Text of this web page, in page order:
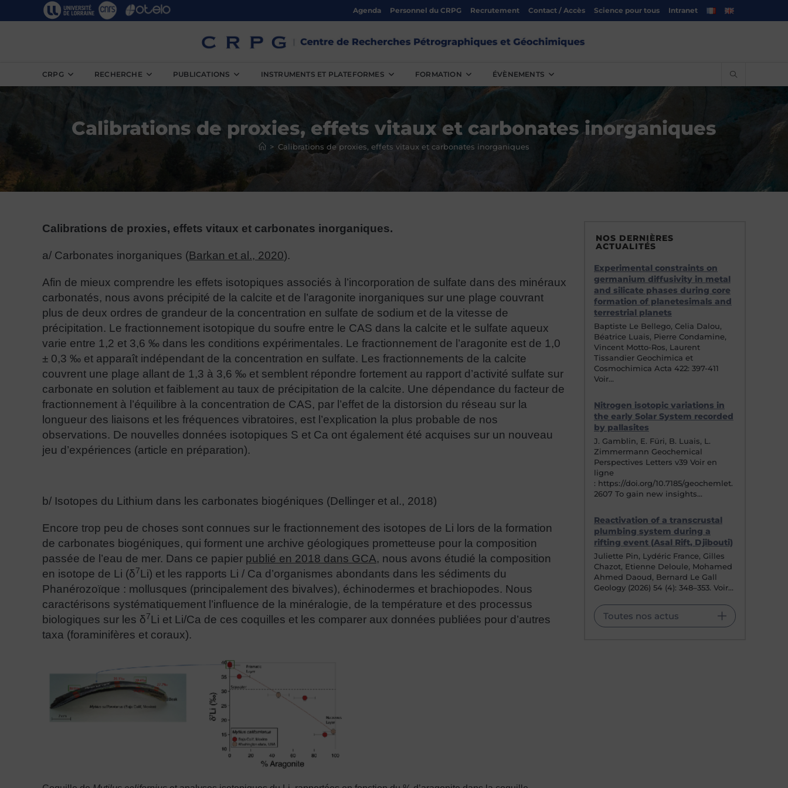
Agenda Personnel du CRPG Recrutement Contact / Accès Science pour tous Intranet
CRPG RECHERCHE PUBLICATIONS INSTRUMENTS ET PLATEFORMES FORMATION ÉVÈNEMENTS
Calibrations de proxies, effets vitaux et carbonates inorganiques
> Calibrations de proxies, effets vitaux et carbonates inorganiques
Calibrations de proxies, effets vitaux et carbonates inorganiques.
a/ Carbonates inorganiques (Barkan et al., 2020).
Afin de mieux comprendre les effets isotopiques associés à l’incorporation de sulfate dans des minéraux
carbonatés, nous avons précipité de la calcite et de l’aragonite inorganiques sur une plage couvrant
plus de deux ordres de grandeur de la concentration en sulfate de sodium et de la vitesse de
précipitation. Le fractionnement isotopique du soufre entre le CAS dans la calcite et le sulfate aqueux
varie entre 1,2 et 3,6 ‰ dans les conditions expérimentales. Le fractionnement de l’aragonite est de 1,0
± 0,3 ‰ et apparaît indépendant de la concentration en sulfate. Les fractionnements de la calcite
couvrent une plage allant de 1,3 à 3,6 ‰ et semblent répondre fortement au rapport d’activité sulfate sur
carbonate en solution et faiblement au taux de précipitation de la calcite. Une dépendance du facteur de
fractionnement à l’équilibre à la concentration de CAS, par l’effet de la distorsion du réseau sur la
longueur des liaisons et les fréquences vibratoires, est l’explication la plus probable de nos
observations. De nouvelles données isotopiques S et Ca ont également été acquises sur un nouveau
jeu d’expériences (article en préparation).
b/ Isotopes du Lithium dans les carbonates biogéniques (Dellinger et al., 2018)
Encore trop peu de choses sont connues sur le fractionnement des isotopes de Li lors de la formation
de carbonates biogéniques, qui forment une archive géologiques prometteuse pour la composition
passée de l’eau de mer. Dans ce papier publié en 2018 dans GCA, nous avons étudié la composition
en isotope de Li (δ7Li) et les rapports Li / Ca d’organismes abondants dans les sédiments du
Phanérozoïque : mollusques (principalement des bivalves), échinodermes et brachiopodes. Nous
caractérisons systématiquement l’influence de la minéralogie, de la température et des processus
biologiques sur les δ7Li et Li/Ca de ces coquilles et les comparer aux données publiées pour d’autres
taxa (foraminifères et coraux).
NOS DERNIÈRES
ACTUALITÉS
Experimental constraints on
germanium diffusivity in metal
and silicate phases during core
formation of planetesimals and
terrestrial planets
Baptiste Le Bellego, Celia Dalou,
Béatrice Luais, Pierre Condamine,
Vincent Motto-Ros, Laurent
Tissandier Geochimica et
Cosmochimica Acta 422: 397-411
Voir…
Nitrogen isotopic variations in
the early Solar System recorded
by pallasites
J. Gamblin, E. Füri, B. Luais, L.
Zimmermann Geochemical
Perspectives Letters v39 Voir en
ligne
: https://doi.org/10.7185/geochemlet.
2607 To gain new insights…
Reactivation of a transcrustal
plumbing system during a
rifting event (Asal Rift, Djibouti)
Juliette Pin, Lydéric France, Gilles
Chazot, Etienne Deloule, Mohamed
Ahmed Daoud, Bernard Le Gall
Geology (2026) 54 (4): 348–353. Voir…
Toutes nos actus